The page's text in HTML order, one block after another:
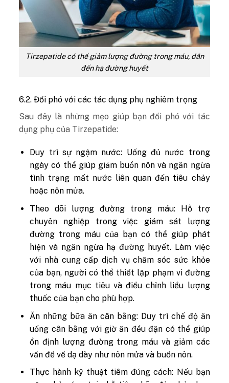
Tirzepatide có thể giảm lượng đường trong máu, dẫn
đến hạ đường huyết
6.2. Đối phó với các tác dụng phụ nghiêm trọng
Sau đây là những mẹo giúp bạn đối phó với tác
dụng phụ của Tirzepatide:
Duy trì sự ngậm nước: Uống đủ nước trong
ngày có thể giúp giảm buồn nôn và ngăn ngừa
tình trạng mất nước liên quan đến tiêu chảy
hoặc nôn mửa.
Theo dõi lượng đường trong máu: Hỗ trợ
chuyên nghiệp trong việc giám sát lượng
đường trong máu của bạn có thể giúp phát
hiện và ngăn ngừa hạ đường huyết. Làm việc
với nhà cung cấp dịch vụ chăm sóc sức khỏe
của bạn, người có thể thiết lập phạm vi đường
trong máu mục tiêu và điều chỉnh liều lượng
thuốc của bạn cho phù hợp.
Ăn những bữa ăn cân bằng: Duy trì chế độ ăn
uống cân bằng với giờ ăn đều đặn có thể giúp
ổn định lượng đường trong máu và giảm các
vấn đề về dạ dày như nôn mửa và buồn nôn.
Thực hành kỹ thuật tiêm đúng cách: Nếu bạn